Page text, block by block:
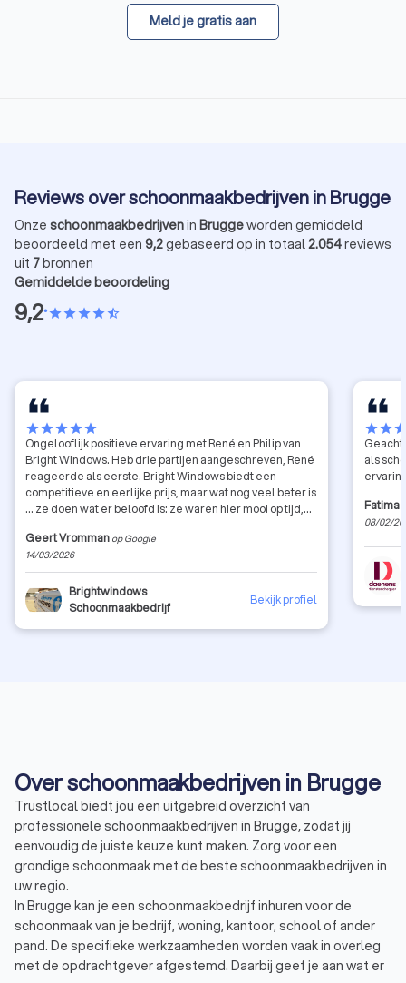
Meld je gratis aan
Reviews over schoonmaakbedrijven in Brugge
Onze schoonmaakbedrijvenin Bruggeworden gemiddeld
beoordeeld met een 9,2gebaseerd op in totaal2.054reviews
uit 7bronnen
Gemiddelde beoordeling
9,2•starstarstarstarstar_half
starstarstarstarstar
Ongelooflijk positieve ervaring met René en Philip van
Bright Windows. Heb drie partijen aangeschreven, René
reageerde als eerste. Bright Windows biedt een
competitieve en eerlijke prijs, maar wat nog veel beter is
... ze doen wat er beloofd is: ze waren hier mooi op tijd,
te reinigen ... en ze ruimden alles tot in de details proper
op (ramen terug proper gemaakt, oprit proper
achtergelaten ...). En dat het bovendien twee
vriendelijke jongelui (;-) ) zijn, maakt het nog prettiger
om samen te werken. Ik lees nu pas op Google een
Geert Vromman op Google
14/03/2026
Brightwindows
Schoonmaakbedrijf
Bekijk profiel
starstar
als
Fatima
08/02/
Over schoonmaakbedrijven in Brugge
Trustlocal biedt jou een uitgebreid overzicht van
professionele schoonmaakbedrijven in Brugge, zodat jij
eenvoudig de juiste keuze kunt maken. Zorg voor een
grondige schoonmaak met de beste schoonmaakbedrijven in
uw regio.
In Brugge kan je een schoonmaakbedrijf inhuren voor de
schoonmaak van je bedrijf, woning, kantoor, school of ander
pand. De specifieke werkzaamheden worden vaak in overleg
met de opdrachtgever afgestemd. Daarbij geef je aan wat er